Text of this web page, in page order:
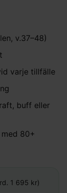
v.37–48)
varje tillfälle
buff eller
80+
1 695 kr)